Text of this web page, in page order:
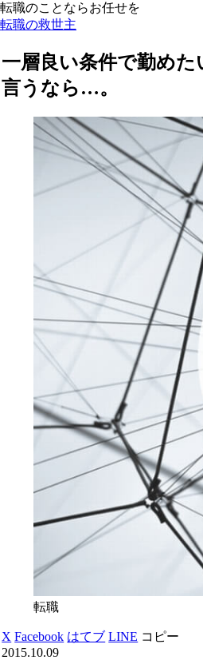
転職のことならお任せを
転職の救世主
一層良い条件で勤めた
言うなら…。
転職
X Facebook はてブ LINE コピー
2015.10.09